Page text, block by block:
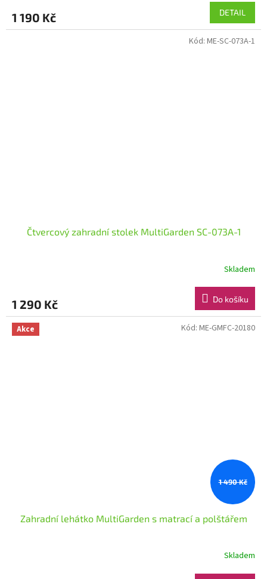
1 190 Kč DETAIL
Čtvercový zahradní stolek MultiGarden SC-073A-1
Skladem
1 290 Kč Do košíku
Kód: ME-SC-073A-1
Akce
1 490 Kč
Zahradní lehátko MultiGarden s matrací a polštářem
Skladem
Kód: ME-GMFC-20180